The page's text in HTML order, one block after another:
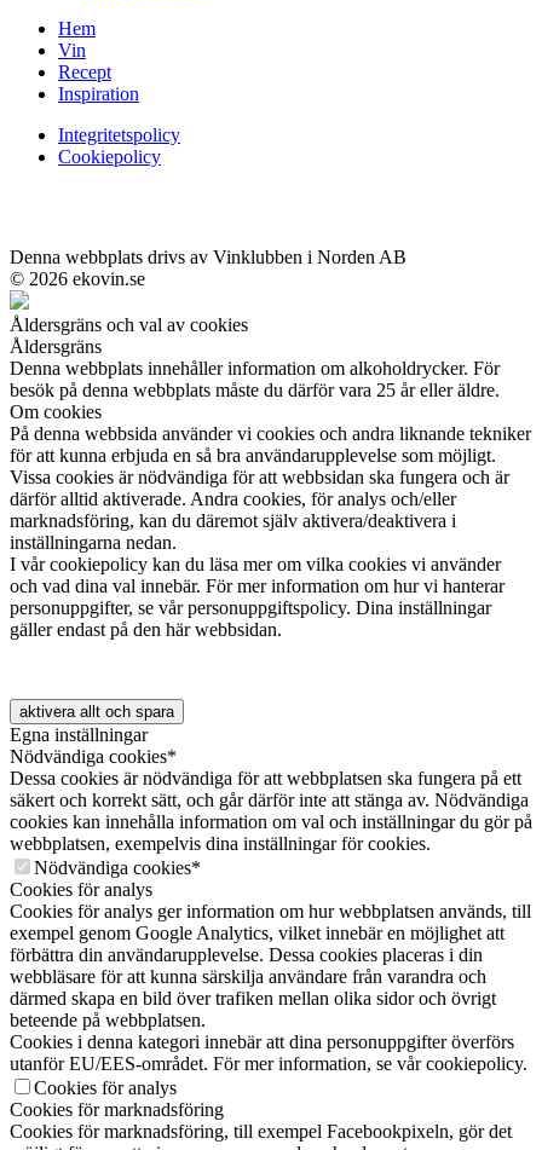
Hem
Vin
Recept
Inspiration
Integritetspolicy
Cookiepolicy
Denna webbplats drivs av Vinklubben i Norden AB
© 2026 ekovin.se
Åldersgräns och val av cookies
Åldersgräns
Denna webbplats innehåller information om alkoholdrycker. För
besök på denna webbplats måste du därför vara 25 år eller äldre.
Om cookies
På denna webbsida använder vi cookies och andra liknande tekniker
för att kunna erbjuda en så bra användarupplevelse som möjligt.
Vissa cookies är nödvändiga för att webbsidan ska fungera och är
därför alltid aktiverade. Andra cookies, för analys och/eller
marknadsföring, kan du däremot själv aktivera/deaktivera i
inställningarna nedan.
I vår cookiepolicy kan du läsa mer om vilka cookies vi använder
och vad dina val innebär. För mer information om hur vi hanterar
personuppgifter, se vår personuppgiftspolicy. Dina inställningar
gäller endast på den här webbsidan.
aktivera allt och spara
Egna inställningar
Nödvändiga cookies*
Dessa cookies är nödvändiga för att webbplatsen ska fungera på ett
säkert och korrekt sätt, och går därför inte att stänga av. Nödvändiga
cookies kan innehålla information om val och inställningar du gör på
webbplatsen, exempelvis dina inställningar för cookies.
Nödvändiga cookies*
Cookies för analys
Cookies för analys ger information om hur webbplatsen används, till
exempel genom Google Analytics, vilket innebär en möjlighet att
förbättra din användarupplevelse. Dessa cookies placeras i din
webbläsare för att kunna särskilja användare från varandra och
därmed skapa en bild över trafiken mellan olika sidor och övrigt
beteende på webbplatsen.
Cookies i denna kategori innebär att dina personuppgifter överförs
utanför EU/EES-området. För mer information, se vår cookiepolicy.
Cookies för analys
Cookies för marknadsföring
Cookies för marknadsföring, till exempel Facebookpixeln, gör det